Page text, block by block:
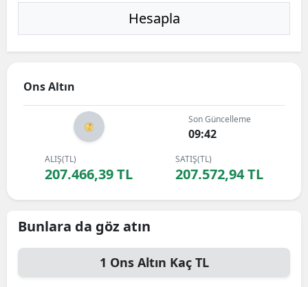
Hesapla
Ons Altın
Son Güncelleme
09:42
ALIŞ(TL)
207.466,39 TL
SATIŞ(TL)
207.572,94 TL
Bunlara da göz atın
1 Ons Altın Kaç TL